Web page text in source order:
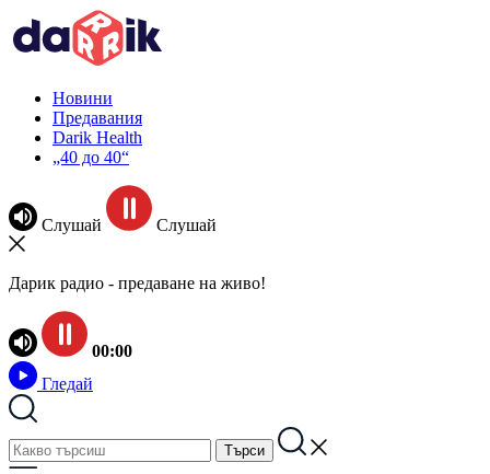
Новини
Предавания
Darik Health
„40 до 40“
Слушай Слушай
Дарик радио - предаване на живо!
00:00
Гледай